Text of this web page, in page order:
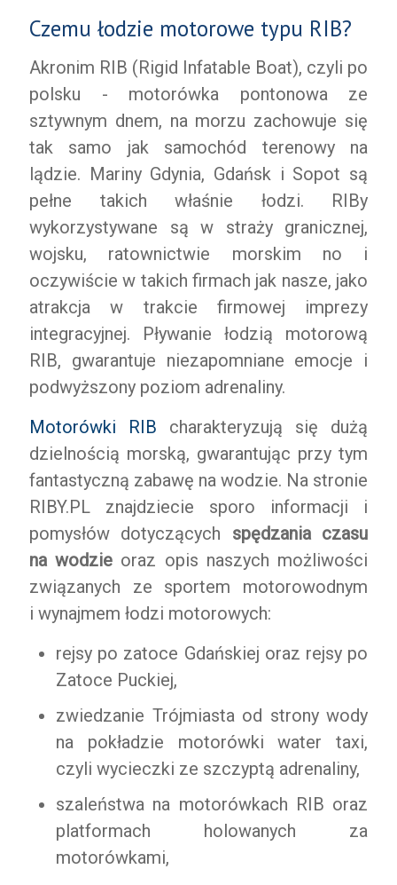
Czemu łodzie motorowe typu RIB?
Akronim RIB (Rigid Infatable Boat), czyli po
polsku - motorówka pontonowa ze
sztywnym dnem, na morzu zachowuje się
tak samo jak samochód terenowy na
lądzie. Mariny Gdynia, Gdańsk i Sopot są
pełne takich właśnie łodzi. RIBy
wykorzystywane są w straży granicznej,
wojsku, ratownictwie morskim no i
oczywiście w takich firmach jak nasze, jako
atrakcja w trakcie firmowej imprezy
integracyjnej. Pływanie łodzią motorową
RIB, gwarantuje niezapomniane emocje i
podwyższony poziom adrenaliny.
Motorówki RIB charakteryzują się dużą
dzielnością morską, gwarantując przy tym
fantastyczną zabawę na wodzie. Na stronie
RIBY.PL znajdziecie sporo informacji i
pomysłów dotyczących spędzania czasu
na wodzie oraz opis naszych możliwości
związanych ze sportem motorowodnym
i wynajmem łodzi motorowych:
rejsy po zatoce Gdańskiej oraz rejsy po
Zatoce Puckiej,
zwiedzanie Trójmiasta od strony wody
na pokładzie motorówki water taxi,
czyli wycieczki ze szczyptą adrenaliny,
szaleństwa na motorówkach RIB oraz
platformach holowanych za
motorówkami,